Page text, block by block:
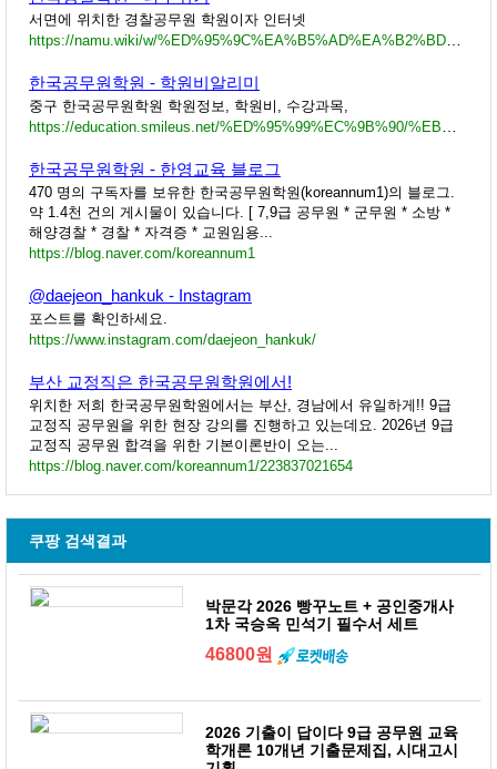
서면에 위치한 경찰공무원 학원이자 인터넷
한국공무원학원 - 학원비알리미
중구 한국공무원학원 학원정보, 학원비, 수강과목,
한국공무원학원 - 한영교육 블로그
470 명의 구독자를 보유한 한국공무원학원(koreannum1)의 블로그.
약 1.4천 건의 게시물이 있습니다. [ 7,9급 공무원 * 군무원 * 소방 *
해양경찰 * 경찰 * 자격증 * 교원임용...
https://blog.naver.com/koreannum1
@daejeon_hankuk - Instagram
포스트를 확인하세요.
https://www.instagram.com/daejeon_hankuk/
부산 교정직은 한국공무원학원에서!
위치한 저희 한국공무원학원에서는 부산, 경남에서 유일하게!! 9급
교정직 공무원을 위한 현장 강의를 진행하고 있는데요. 2026년 9급
교정직 공무원 합격을 위한 기본이론반이 오는...
https://blog.naver.com/koreannum1/223837021654
쿠팡 검색결과
박문각 2026 빵꾸노트 + 공인중개사
1차 국승옥 민석기 필수서 세트
46800원
2026 기출이 답이다 9급 공무원 교육
학개론 10개년 기출문제집, 시대고시